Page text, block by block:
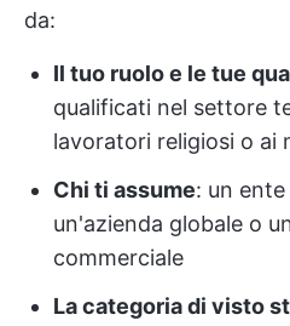
da:
Il tuo ruolo e le tue
qualificati nel settore
lavoratori religiosi o ai
Chi ti assume: un
un'azienda globale o
commerciale
La categoria di visto